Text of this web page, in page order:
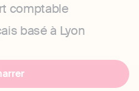
comptable
basé à Lyon